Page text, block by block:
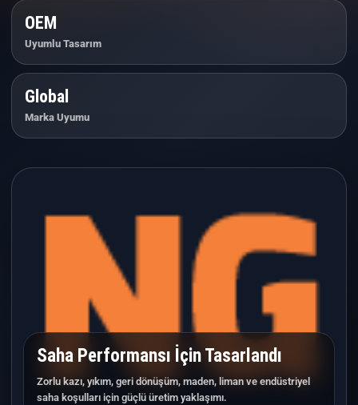
OEM
Uyumlu Tasarım
Global
Marka Uyumu
Saha Performansı İçin Tasarlandı
Zorlu kazı, yıkım, geri dönüşüm, maden, liman ve endüstriyel
saha koşulları için güçlü üretim yaklaşımı.